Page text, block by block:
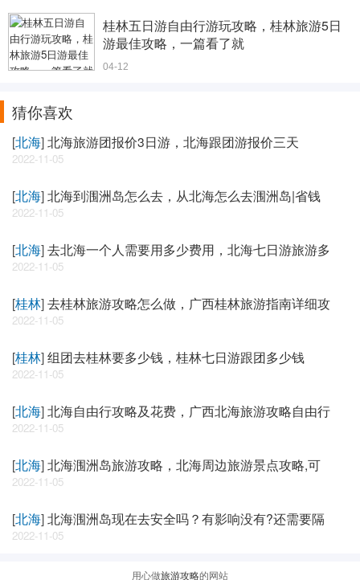
桂林五日游自由行游玩攻略，桂林旅游5日
游最佳攻略，一篇看了就
04-12
猜你喜欢
[北海]北海旅游团报价3日游，北海跟团游报价三天
2022-11-05
[北海]北海到涠洲岛怎么去，从北海怎么去涠洲岛|省钱
2022-11-05
[北海]去北海一个人需要用多少费用，北海七日游旅游多
2022-11-05
[桂林]去桂林旅游攻略怎么做，广西桂林旅游指南详细攻
2022-11-05
[桂林]组团去桂林要多少钱，桂林七日游跟团多少钱
2022-11-05
[北海]北海自由行攻略及花费，广西北海旅游攻略自由行
2022-11-05
[北海]北海涠洲岛旅游攻略，北海周边旅游景点攻略,可
2022-11-05
[北海]北海涠洲岛现在去安全吗？有影响没有?还需要隔
2022-11-05
用心做旅游攻略的网站